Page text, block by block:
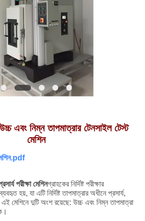
এবং নিম্ন তাপমাত্রার টেনসাইল টেস্ট
মেশিন
পরীক্ষা মেশিনগ্রাহকের নির্দিষ্ট পরীক্ষার
হয়, যা এটি নির্দিষ্ট তাপমাত্রার অধীনে প্রসার্য,
এই মেশিনে দুটি অংশ রয়েছে: উচ্চ এবং নিম্ন তাপমাত্রা